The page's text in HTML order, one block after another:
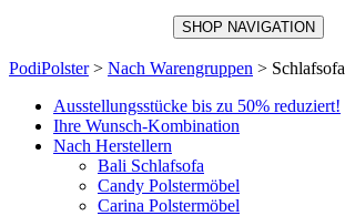
SHOP NAVIGATION
PodiPolster> Nach Warengruppen > Schlafsofa
Ausstellungsstücke bis zu 50% reduziert!
Ihre Wunsch-Kombination
Nach Herstellern
Bali Schlafsofa
Candy Polstermöbel
Carina Polstermöbel